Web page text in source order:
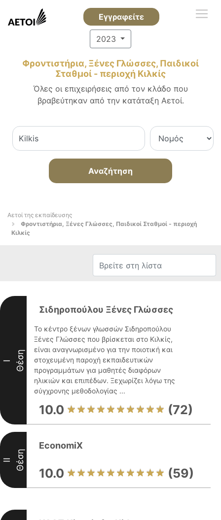
Εγγραφείτε
2023
Φροντιστήρια, Ξένες Γλώσσες, Παιδικοί
Σταθμοί - περιοχή Κιλκίς
Όλες οι επιχειρήσεις από τον κλάδο που
βραβεύτηκαν από την κατάταξη Αετοί.
Αναζήτηση
Αετοί της εκπαίδευσης
Φροντιστήρια, Ξένες Γλώσσες, Παιδικοί Σταθμοί - περιοχή
Κιλκίς
I Θέση
Σιδηροπούλου Ξένες Γλώσσες
Το κέντρο ξένων γλωσσών Σιδηροπούλου
Ξένες Γλώσσες που βρίσκεται στο Κιλκίς,
είναι αναγνωρισμένο για την ποιοτική και
στοχευμένη παροχή εκπαιδευτικών
προγραμμάτων για μαθητές διαφόρων
ηλικιών και επιπέδων. Ξεχωρίζει λόγω της
σύγχρονης μεθοδολογίας ...
10.0 (72)
II Θέση
EconomiX
10.0 (59)